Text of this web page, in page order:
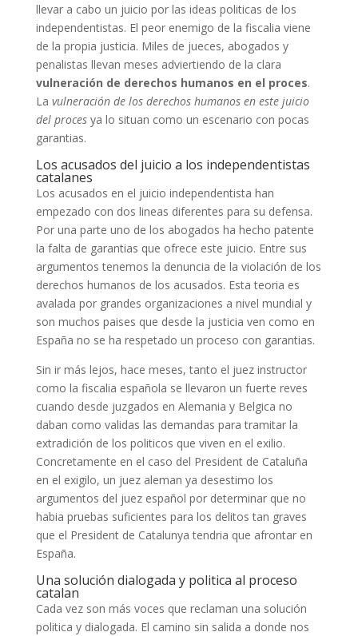
llevar a cabo un juicio por las ideas politicas de los
independentistas. El peor enemigo de la fiscalia viene
de la propia justicia. Miles de jueces, abogados y
penalistas llevan meses adviertiendo de la clara
vulneración de derechos humanos en el proces.
La vulneración de los derechos humanos en este juicio
del procesya lo situan como un escenario con pocas
garantias.
Los acusados del juicio a los independentistas
catalanes
Los acusados en el juicio independentista han
empezado con dos lineas diferentes para su defensa.
Por una parte uno de los abogados ha hecho patente
la falta de garantias que ofrece este juicio. Entre sus
argumentos tenemos la denuncia de la violación de los
derechos humanos de los acusados. Esta teoria es
avalada por grandes organizaciones a nivel mundial y
son muchos paises que desde la justicia ven como en
España no se ha respetado un proceso con garantias.
Sin ir más lejos, hace meses, tanto el juez instructor
como la fiscalia española se llevaron un fuerte reves
cuando desde juzgados en Alemania y Belgica no
daban como validas las demandas para tramitar la
extradición de los politicos que viven en el exilio.
Concretamente en el caso del President de Cataluña
en el exigilo, un juez aleman ya desestimo los
argumentos del juez español por determinar que no
habia pruebas suficientes para los delitos tan graves
que el President de Catalunya tendria que afrontar en
España.
Una solución dialogada y politica al proceso
catalan
Cada vez son más voces que reclaman una solución
politica y dialogada. El camino sin salida a donde nos